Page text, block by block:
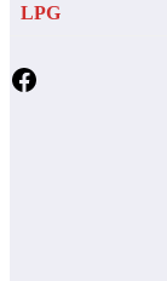
LPG
Facebook